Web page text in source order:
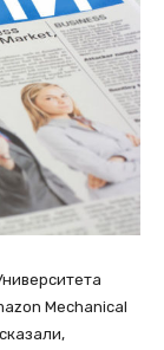
Mechanical